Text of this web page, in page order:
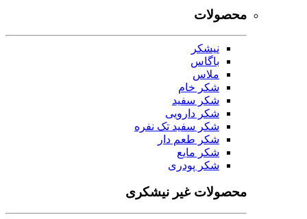
محصولات
نیشکر
باگاس
ملاس
شکر خام
شکر سفید
شکر دارویی
شکر سفید تک نفره
شکر طعم دار
شکر مایع
شکر پودری
محصولات غیر نیشکری